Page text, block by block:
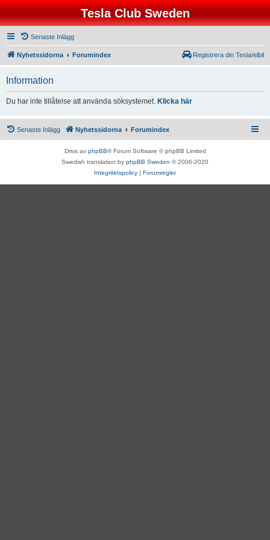
Tesla Club Sweden
Senaste Inlägg
Nyhetssidorna Forumindex Registrera din Tesla/elbil
Information
Du har inte tillåtelse att använda söksystemet. Klicka här
Senaste Inlägg Nyhetssidorna Forumindex
Drivs av phpBB® Forum Software © phpBB Limited
Swedish translation by phpBB Sweden © 2006-2020
Integritetspolicy | Forumregler